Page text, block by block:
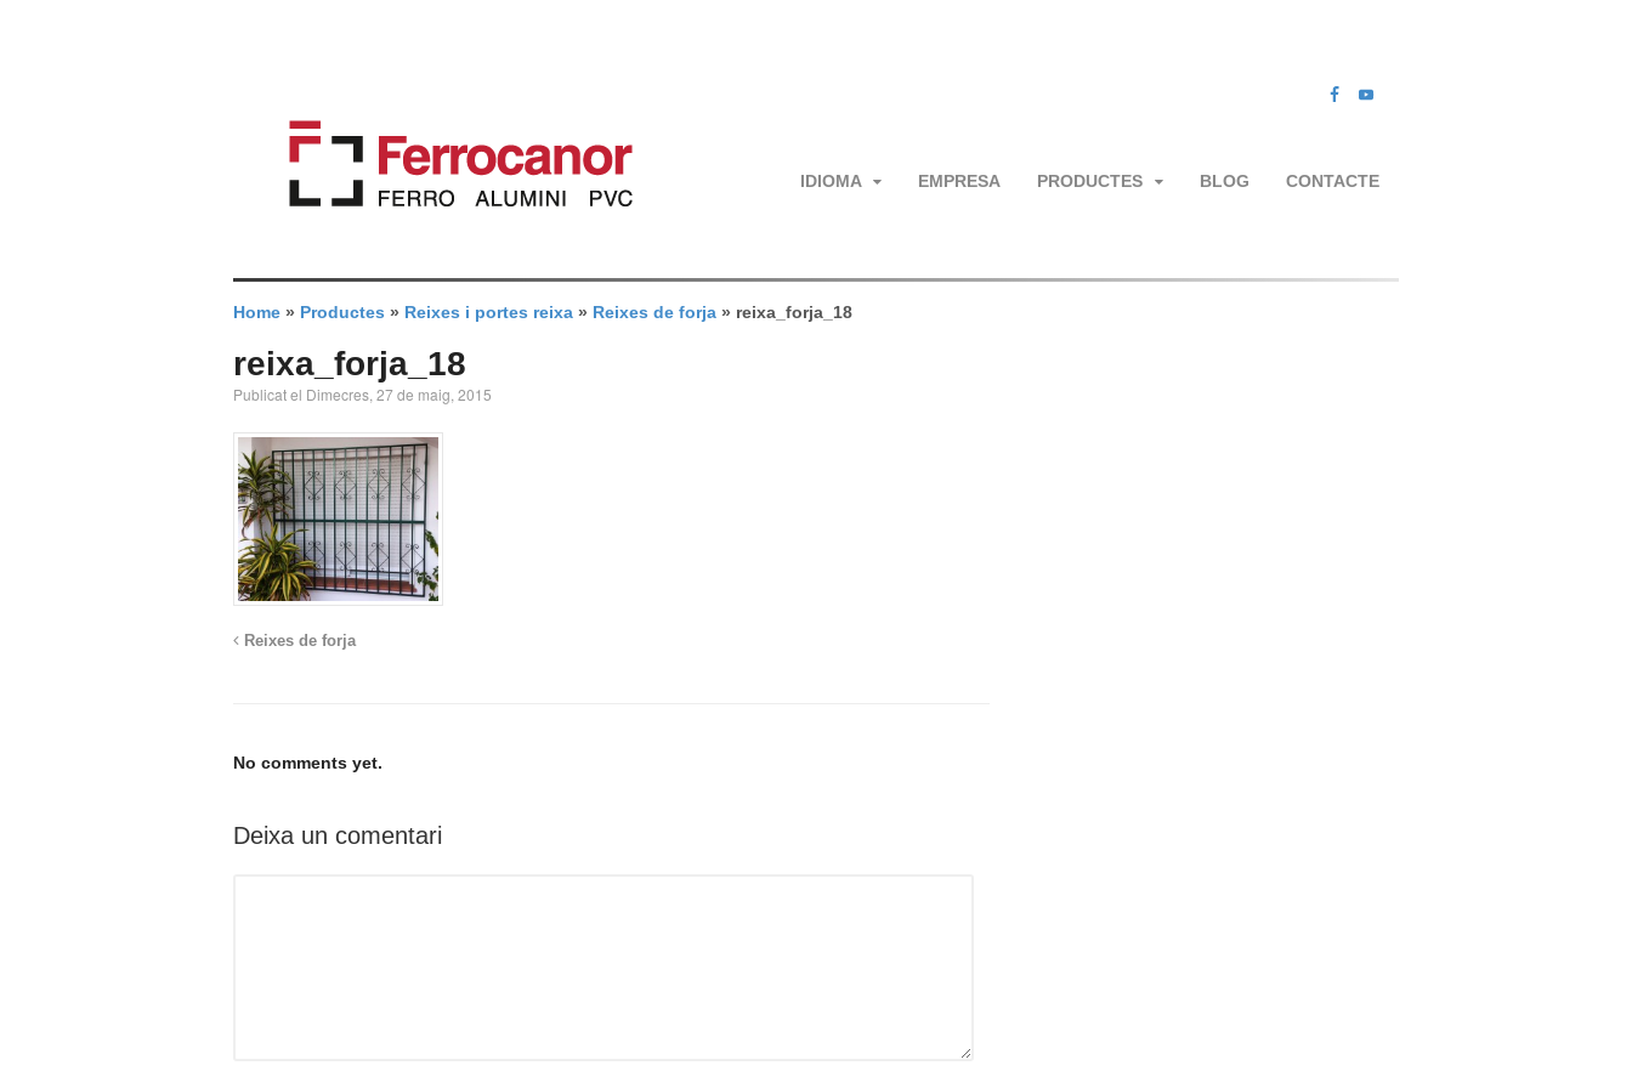
IDIOMA EMPRESA PRODUCTES BLOG CONTACTE
Home » Productes » Reixes i portes reixa » Reixes de forja » reixa_forja_18
reixa_forja_18
Publicat el Dimecres, 27 de maig, 2015
Reixes de forja
No comments yet.
Deixa un comentari